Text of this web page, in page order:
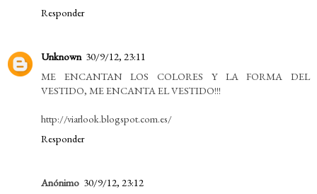
Responder
Unknown 30/9/12, 23:11
ME ENCANTAN LOS COLORES Y LA FORMA DEL
VESTIDO, ME ENCANTA EL VESTIDO!!!
http://viarlook.blogspot.com.es/
Responder
Anónimo 30/9/12, 23:12